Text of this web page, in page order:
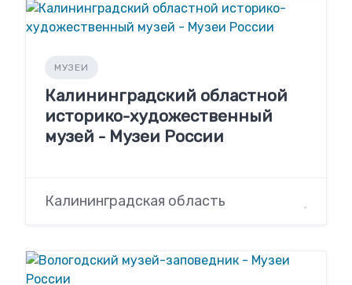
МУЗЕИ
Калининградский областной
историко-художественный
музей - Музеи России
Калининградская область